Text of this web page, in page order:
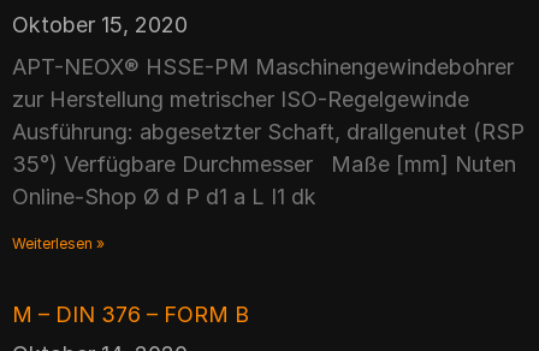
Oktober 15, 2020
APT-NEOX® HSSE-PM Maschinengewindebohrer
zur Herstellung metrischer ISO-Regelgewinde
Ausführung: abgesetzter Schaft, drallgenutet (RSP
35°) Verfügbare Durchmesser Maße [mm] Nuten
Online-Shop Ø d P d1 a L I1 dk
Weiterlesen »
M – DIN 376 – FORM B